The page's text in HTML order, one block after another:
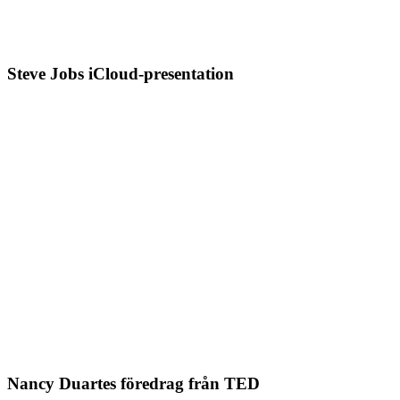
Steve Jobs iCloud-presentation
Nancy Duartes föredrag från TED